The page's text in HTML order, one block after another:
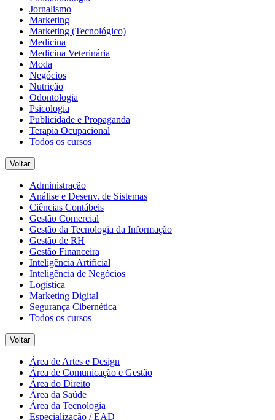
Jornalismo
Marketing
Marketing (Tecnológico)
Medicina
Medicina Veterinária
Moda
Negócios
Nutrição
Odontologia
Psicologia
Publicidade e Propaganda
Terapia Ocupacional
Todos os cursos
Voltar
Administração
Análise e Desenv. de Sistemas
Ciências Contábeis
Gestão Comercial
Gestão da Tecnologia da Informação
Gestão de RH
Gestão Financeira
Inteligência Artificial
Inteligência de Negócios
Logística
Marketing Digital
Segurança Cibernética
Todos os cursos
Voltar
Área de Artes e Design
Área de Comunicação e Gestão
Área do Direito
Área da Saúde
Área da Tecnologia
Especialização / EAD